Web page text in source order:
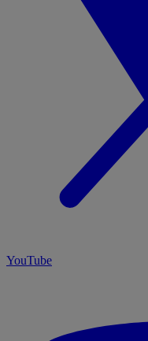
YouTube